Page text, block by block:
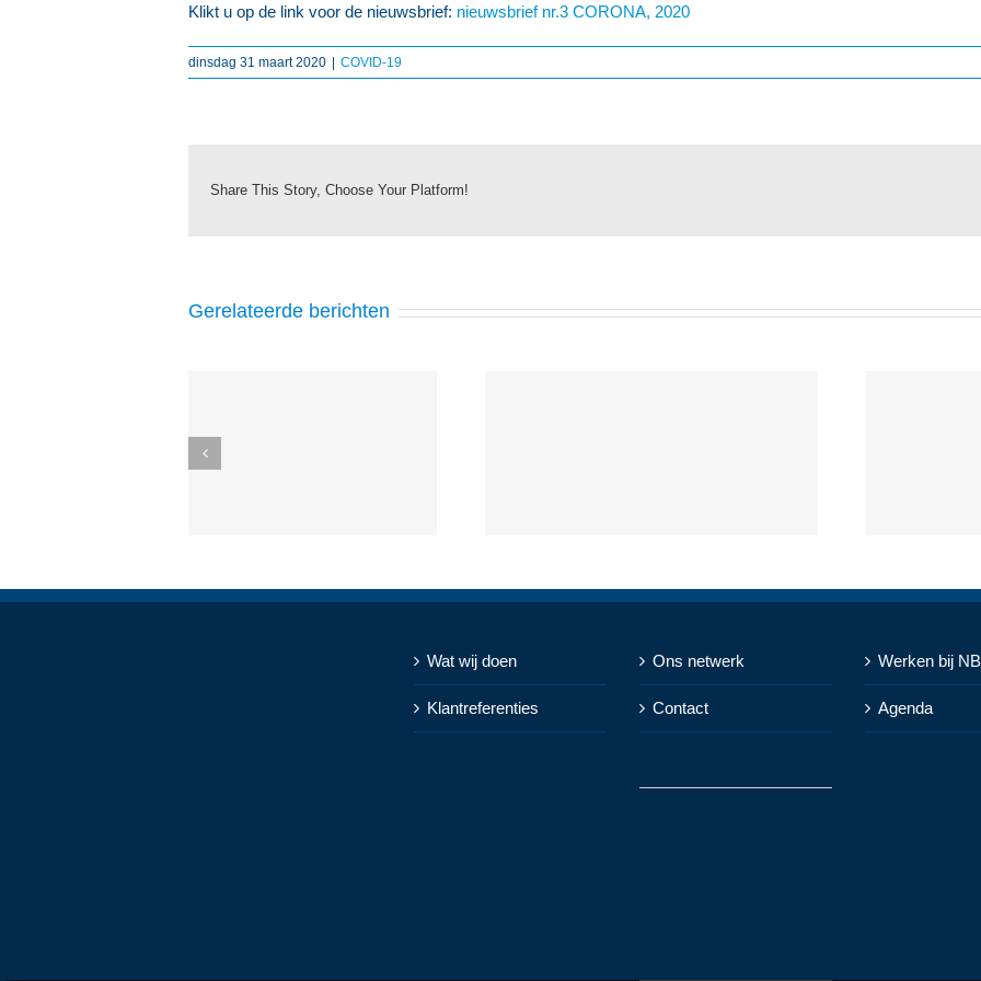
Klikt u op de link voor de nieuwsbrief: nieuwsbrief nr.3 CORONA, 2020
dinsdag 31 maart 2020 COVID-19
Share This Story, Choose Your Platform!
Gerelateerde berichten
Wat wij doen
Klantreferenties
Ons netwerk
Contact
Werken bij
Agenda